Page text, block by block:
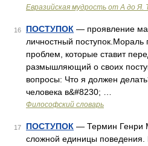
Евразийская мудрость от А до Я.
16 ПОСТУПОК — проявление
личностный поступок.Мораль
проблем, которые ставит
размышляющий о своих
вопросы: Что я должен
человека в&#8230; …
Философский словарь
17 ПОСТУПОК — Термин Генри
сложной единицы поведения.